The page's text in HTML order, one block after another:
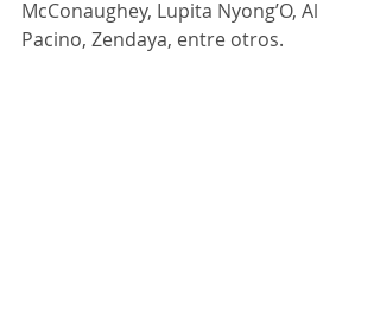
McConaughey, Lupita Nyong’O, Al
Pacino, Zendaya, entre otros.